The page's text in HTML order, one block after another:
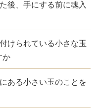
後、手にする前に魂入
けられている小さな玉
か
ある小さい玉のことを